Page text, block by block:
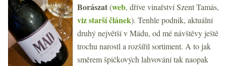
Borászat(web, dříve vinařství Szent Tamás,
viz starší článek). Tenhle podnik, aktuální
druhý největší v Mádu, od mé návštěvy ještě
trochu narostl a rozšířil sortiment. A to jak
směrem špičkových lahvování tak naopak